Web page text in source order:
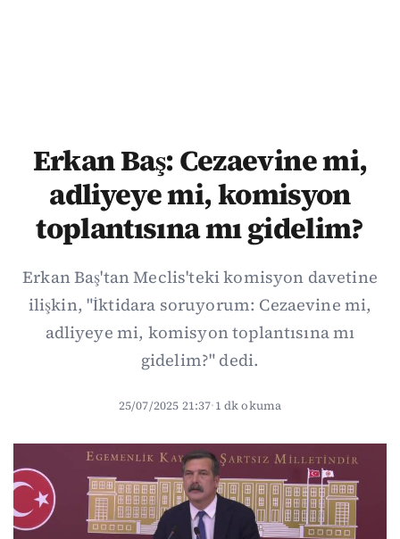
Erkan Baş: Cezaevine mi,
adliyeye mi, komisyon
toplantısına mı gidelim?
Erkan Baş'tan Meclis'teki komisyon davetine
ilişkin, "İktidara soruyorum: Cezaevine mi,
adliyeye mi, komisyon toplantısına mı
gidelim?" dedi.
25/07/2025 21:37·1 dk okuma